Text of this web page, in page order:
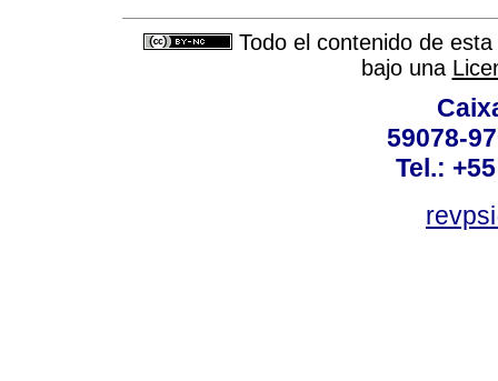
Todo el contenido de
bajo una
59078-
Tel.: